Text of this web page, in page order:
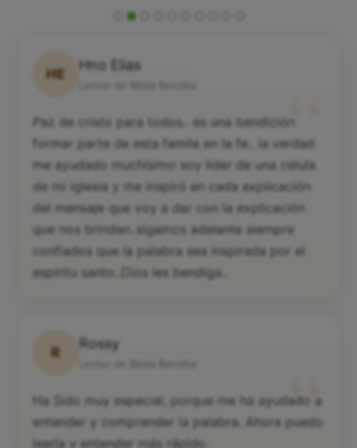
HE
Hno Elias
“
Paz de cristo para todos.. es una bendición
formar parte de esta famila en la fe.. la verdad
me ayudado muchísimo soy lider de una celula
de mi iglesia y me inspiró en cada explicación
del mensaje que voy a dar con la explicación
que nos brindan..sigamos adelante siempre
confiados que la palabra sea inspirada por el
espíritu santo..Dios les bendiga..
R
Rossy
“
Ha Sido muy especial, porque me ha ayudado a
entender y comprender la palabra. Ahora puedo
leerla y entender más rápido.